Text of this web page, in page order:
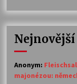
14. 7.
30. 6.
Anonym:
majonézou: